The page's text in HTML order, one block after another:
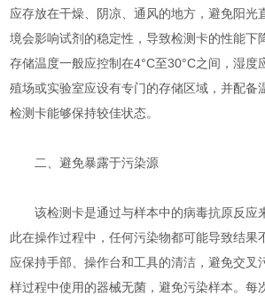
应存放在干燥、阴凉、通风的地方，避免阳
境会影响试剂的稳定性，导致检测卡的性能下降
存储温度一般应控制在4°C至30°C之间，湿度应
殖场或实验室应设有专门的存储区域，并配备
检测卡能够保持较佳状态。
二、避免暴露于污染源
该检测卡是通过与样本中的病毒抗原反应来
此在操作过程中，任何污染物都可能导致结果不
应保持手部、操作台和工具的清洁，避免交叉污
样过程中使用的器械无菌，避免污染样本。每